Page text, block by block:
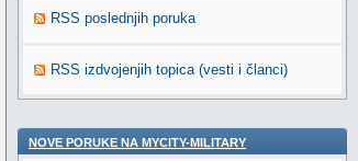
RSS poslednjih poruka
RSS izdvojenjih topica (vesti i članci)
NOVE PORUKE NA MYCITY-MILITARY